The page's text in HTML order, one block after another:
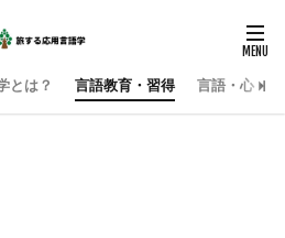
とは？ 言語教育・習得 言語・心・